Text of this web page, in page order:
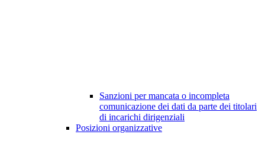
Sanzioni per mancata o incompleta
comunicazione dei dati da parte dei titolari
di incarichi dirigenziali
Posizioni organizzative